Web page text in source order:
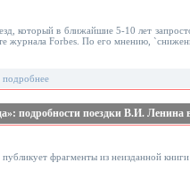
который в ближайшие 5-10 лет
журнала Forbes. По его мнению,
подробнее
подробности поездки В.И.
публикует фрагменты из неизданной